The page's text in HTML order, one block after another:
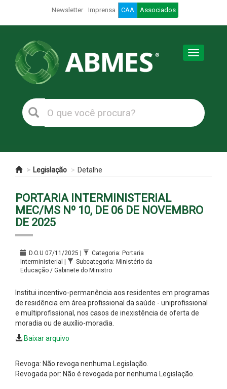
Newsletter Imprensa CAA Associados
Toggle
Legislação Detalhe
PORTARIA INTERMINISTERIAL
MEC/MS Nº 10, DE 06 DE NOVEMBRO
DE 2025
D.O.U 07/11/2025 |
Categoria: Portaria
Interministerial |
Subcategoria: Ministério da
Educação / Gabinete do Ministro
Institui incentivo-permanência aos residentes em programas
de residência em área profissional da saúde - uniprofissional
e multiprofissional, nos casos de inexistência de oferta de
moradia ou de auxílio-moradia.
Baixar arquivo
Revoga: Não revoga nenhuma Legislação.
Revogada por: Não é revogada por nenhuma Legislação.